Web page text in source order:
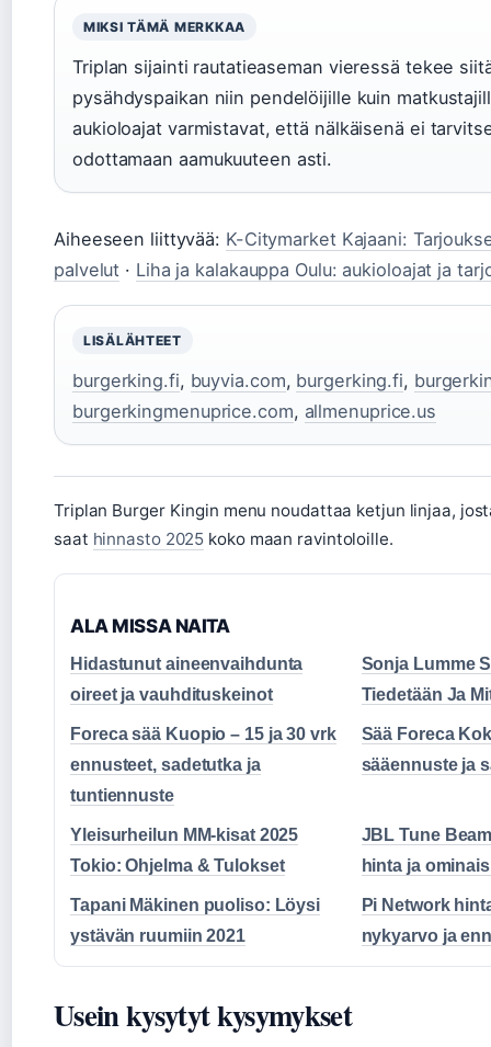
MIKSI TÄMÄ MERKKAA
Triplan sijainti rautatieaseman vieressä tekee
pysähdyspaikan niin pendelöijille kuin
aukioloajat varmistavat, että nälkäisenä ei
odottamaan aamukuuteen asti.
Aiheeseen liittyvää: K-Citymarket Kajaani:
palvelut · Liha ja kalakauppa Oulu: aukioloajat ja
LISÄLÄHTEET
burgerking.fi, buyvia.com, burgerking.fi,
burgerkingmenuprice.com, allmenuprice.us
Triplan Burger Kingin menu noudattaa ketjun linjaa,
saat hinnasto 2025 koko maan ravintoloille.
ALA MISSA NAITA
Hidastunut aineenvaihdunta
oireet ja vauhdituskeinot
Sonja Lumme
Tiedetään Ja
Foreca sää Kuopio – 15 ja 30 vrk
ennusteet, sadetutka ja
tuntiennuste
Sää Foreca
sääennuste ja
Yleisurheilun MM-kisat 2025
Tokio: Ohjelma & Tulokset
JBL Tune
hinta ja
Tapani Mäkinen puoliso: Löysi
ystävän ruumiin 2021
Pi Network
nykyarvo ja
Usein kysytyt kysymykset